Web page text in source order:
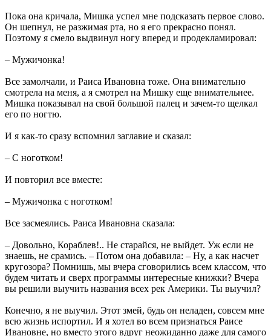
Пока она кричала, Мишка успел мне подсказать первое слово.
Он шепнул, не разжимая рта, но я его прекрасно понял.
Поэтому я смело выдвинул ногу вперед и продекламировал:
– Мужичонка!
Все замолчали, и Раиса Ивановна тоже. Она внимательно
смотрела на меня, а я смотрел на Мишку еще внимательнее.
Мишка показывал на свой большой палец и зачем-то щелкал
его по ногтю.
И я как-то сразу вспомнил заглавие и сказал:
– С ноготком!
И повторил все вместе:
– Мужичонка с ноготком!
Все засмеялись. Раиса Ивановна сказала:
– Довольно, Кораблев!.. Не старайся, не выйдет. Уж если не
знаешь, не срамись. – Потом она добавила: – Ну, а как насчет
кругозора? Помнишь, мы вчера сговорились всем классом, что
будем читать и сверх программы интересные книжки? Вчера
вы решили выучить названия всех рек Америки. Ты выучил?
Конечно, я не выучил. Этот змей, будь он неладен, совсем мне
всю жизнь испортил. И я хотел во всем признаться Раисе
Ивановне, но вместо этого вдруг неожиданно даже для самого